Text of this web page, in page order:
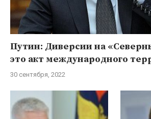
Путин: Диверсии на
это акт международного
30 сентября, 2022